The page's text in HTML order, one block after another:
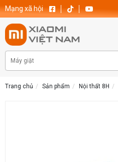
Mạng xã hội
Trang chủ Sản phẩm Nội thất 8H